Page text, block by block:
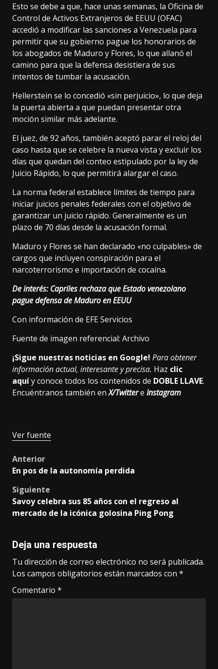
Esto se debe a que, hace unas semanas, la Oficina de
Control de Activos Extranjeros de EEUU (OFAC)
accedió a modificar las sanciones a Venezuela para
permitir que su gobierno pague los honorarios de
los abogados de Maduro y Flores, lo que allanó el
camino para que la defensa desistiera de sus
intentos de tumbar la acusación.
Hellerstein se lo concedió «sin perjuicio», lo que deja
la puerta abierta a que puedan presentar otra
moción similar más adelante.
El juez, de 92 años, también aceptó parar el reloj del
caso hasta que se celebre la nueva vista y excluir los
días que quedan del conteo estipulado por la ley de
Juicio Rápido, lo que permitirá alargar el caso.
La norma federal establece límites de tiempo para
iniciar juicios penales federales con el objetivo de
garantizar un juicio rápido. Generalmente es un
plazo de 70 días desde la acusación formal.
Maduro y Flores se han declarado «no culpables» de
cargos que incluyen conspiración para el
narcoterrorismo e importación de cocaína.
De interés:Capriles rechaza que Estado venezolano
pague defensa de Maduro en EEUU
Con información de EFE Servicios
Fuente de imagen referencial: Archivo
¡Sigue nuestras noticias en Google! Para obtener
información actual, interesante y precisa. Haz clic
aquíy conoce todos los contenidos de DOBLE LLAVE.
Encuéntranos también enX/Twittere Instagram
Ver fuente
Post
navigation
Anterior
En pos de la autonomía perdida
Siguiente
Savoy celebra sus 85 años con el regreso al
mercado de la icónica golosina Ping Pong
Deja una respuesta
Tu dirección de correo electrónico no será publicada.
Los campos obligatorios están marcados con *
Comentario *